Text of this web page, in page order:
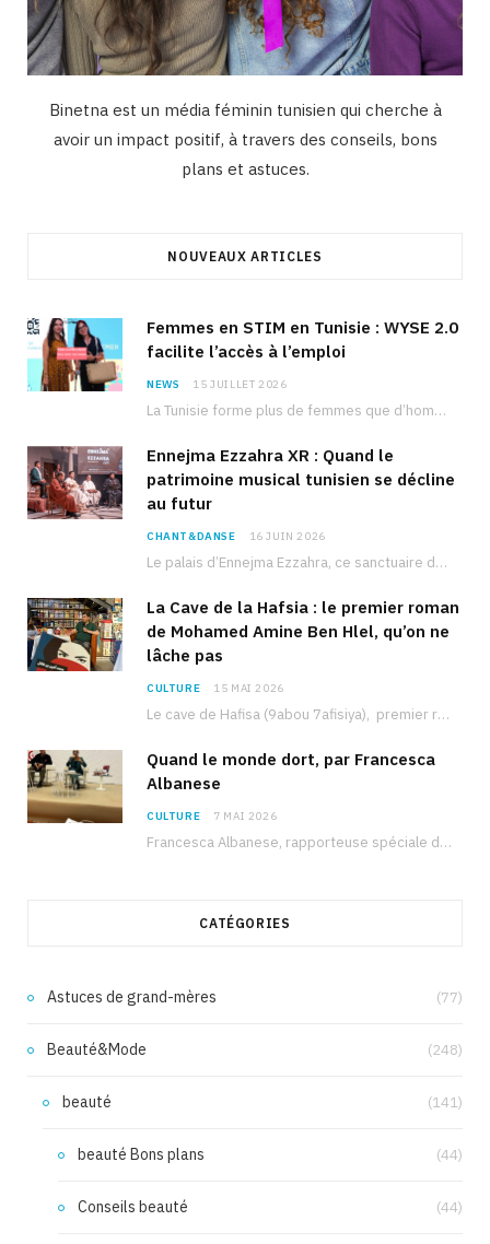
Binetna est un média féminin tunisien qui cherche à
avoir un impact positif, à travers des conseils, bons
plans et astuces.
NOUVEAUX ARTICLES
Femmes en STIM en Tunisie : WYSE 2.0
facilite l’accès à l’emploi
NEWS 15 JUILLET 2026
La Tunisie forme plus de femmes que d’hommes dans les filières scientifiques. Pourtant, pour beaucoup…
Ennejma Ezzahra XR : Quand le
patrimoine musical tunisien se décline
au futur
CHANT&DANSE 16 JUIN 2026
Le palais d’Ennejma Ezzahra, ce sanctuaire de la musique tunisienne et méditerranéenne construit par le…
La Cave de la Hafsia : le premier roman
de Mohamed Amine Ben Hlel, qu’on ne
lâche pas
CULTURE 15 MAI 2026
Le cave de Hafisa (9abou 7afisiya), premier roman du journaliste tunisien Mohamed Amine Ben Hlel,…
Quand le monde dort, par Francesca
Albanese
CULTURE 7 MAI 2026
Francesca Albanese, rapporteuse spéciale de l’ONU sur les territoires palestiniens occupés, était à Tunis pour…
CATÉGORIES
Astuces de grand-mères (77)
Beauté&Mode (248)
beauté (141)
beauté Bons plans (44)
Conseils beauté (44)